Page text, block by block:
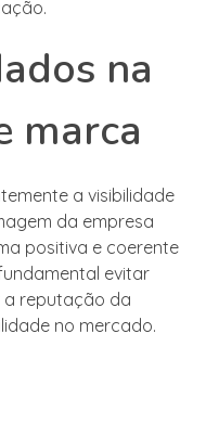
na
marca
a visibilidade
da empresa
positiva e coerente
evitar
reputação da
no mercado.